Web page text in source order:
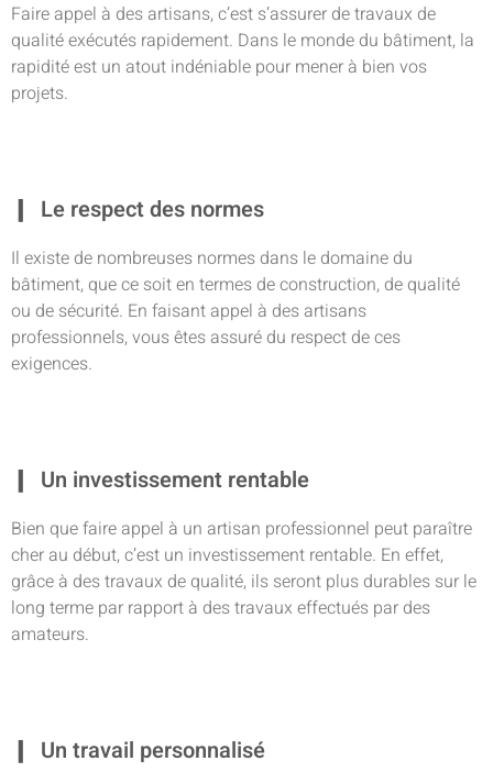
Faire appel à des artisans, c’est s’assurer de travaux de
qualité exécutés rapidement. Dans le monde du bâtiment, la
rapidité est un atout indéniable pour mener à bien vos
projets.
Le respect des normes
Il existe de nombreuses normes dans le domaine du
bâtiment, que ce soit en termes de construction, de qualité
ou de sécurité. En faisant appel à des artisans
professionnels, vous êtes assuré du respect de ces
exigences.
Un investissement rentable
Bien que faire appel à un artisan professionnel peut paraître
cher au début, c’est un investissement rentable. En effet,
grâce à des travaux de qualité, ils seront plus durables sur le
long terme par rapport à des travaux effectués par des
amateurs.
Un travail personnalisé